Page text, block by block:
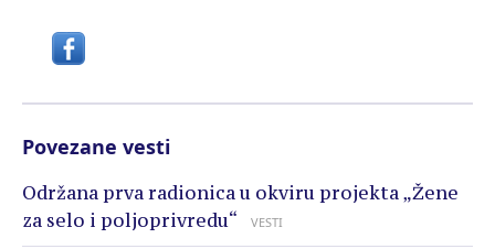
Povezane vesti
Održana prva radionica u okviru projekta „Žene
za selo i poljoprivredu“
VESTI